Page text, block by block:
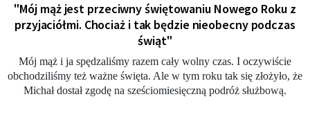
"Mój mąż jest przeciwny świętowaniu Nowego Roku z
przyjaciółmi. Chociaż i tak będzie nieobecny podczas
świąt"
Mój mąż i ja spędzaliśmy razem cały wolny czas. I oczywiście
obchodziliśmy też ważne święta. Ale w tym roku tak się złożyło, że
Michał dostał zgodę na sześciomiesięczną podróż służbową.